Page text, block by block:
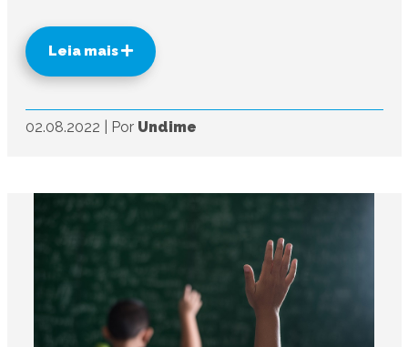
Leia mais
02.08.2022 Por Undime